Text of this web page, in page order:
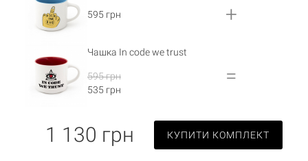
595 грн +
Чашка In code we trust
595 грн
535 грн
=
1 130 грн КУПИТИ КОМПЛЕКТ